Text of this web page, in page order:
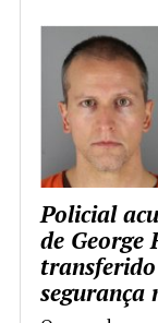
Policial
de George
segurança